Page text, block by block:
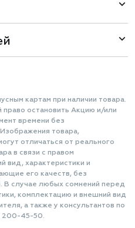
картам при наличии товара.
право остановить Акцию и/или
времени без
товара,
отличаться от реального
в связи с правом
вид, характеристики и
его качеств, без
В случае любых сомнений перед
комплектацию и внешний вид
а также у консультантов по
200-45-50.